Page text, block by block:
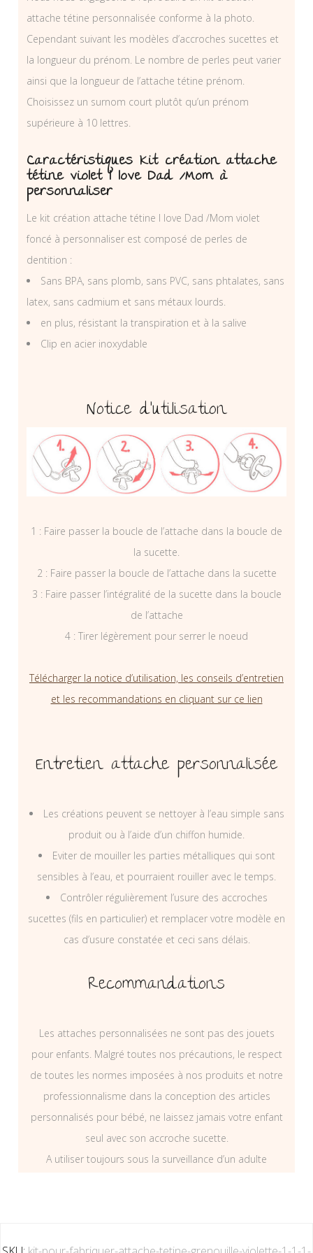
attache tétine personnalisée conforme à la photo.
Cependant suivant les modèles d’accroches sucettes et
la longueur du prénom. Le nombre de perles peut varier
ainsi que la longueur de l’attache tétine prénom.
Choisissez un surnom court plutôt qu’un prénom
supérieure à 10 lettres.
Caractéristiques Kit création attache
tétine violet I love Dad /Mom à
personnaliser
Le kit création attache tétine I love Dad /Mom violet
foncé à personnaliser est composé de perles de
dentition :
Sans BPA, sans plomb, sans PVC, sans phtalates, sans
latex, sans cadmium et sans métaux lourds.
en plus, résistant la transpiration et à la salive
Clip en acier inoxydable
Notice d’utilisation
1 : Faire passer la boucle de l’attache dans la boucle de
la sucette.
2 : Faire passer la boucle de l’attache dans la sucette
3 : Faire passer l’intégralité de la sucette dans la boucle
de l’attache
4 : Tirer légèrement pour serrer le noeud
Télécharger la notice d’utilisation, les conseils d’entretien
et les recommandations en cliquant sur ce lien
Entretien attache personnalisée
Les créations peuvent se nettoyer à l’eau simple sans
produit ou à l’aide d’un chiffon humide.
Eviter de mouiller les parties métalliques qui sont
sensibles à l’eau, et pourraient rouiller avec le temps.
Contrôler régulièrement l’usure des accroches
sucettes (fils en particulier) et remplacer votre modèle en
cas d’usure constatée et ceci sans délais.
Recommandations
Les attaches personnalisées ne sont pas des jouets
pour enfants. Malgré toutes nos précautions, le respect
de toutes les normes imposées à nos produits et notre
professionnalisme dans la conception des articles
personnalisés pour bébé, ne laissez jamais votre enfant
seul avec son accroche sucette.
A utiliser toujours sous la surveillance d’un adulte